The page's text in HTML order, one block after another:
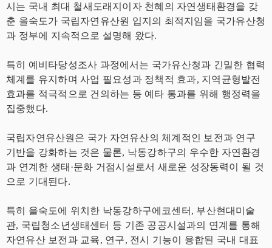
시는 국내 최대 철새도래지이자 천혜의 자연생태환경을 갖
춘 을숙도가 국립자연유산원 입지의 최적지임을 국가유산청
과 정부에 지속적으로 설명해 왔다.
특히 예비타당성조사 과정에서는 국가유산청과 긴밀한 협력
체계를 유지하며 사업 필요성과 정책적 효과, 지역균형발전
효과를 적극적으로 건의하는 등 예타 통과를 위해 행정력을
집중했다.
국립자연유산원은 국가 자연유산의 체계적인 보전과 연구
기반을 강화하는 것은 물론, 낙동강하구의 우수한 자연환경
과 연계한 생태·문화 거점시설로서 새로운 성장동력이 될 것
으로 기대된다.
특히 을숙도에 위치한 낙동강하구에코센터, 부산현대미술
관, 국립청소년생태센터 등 기존 공공시설과의 연계를 통해
자연유산 보전과 교육, 연구, 전시 기능이 융합된 국내 대표